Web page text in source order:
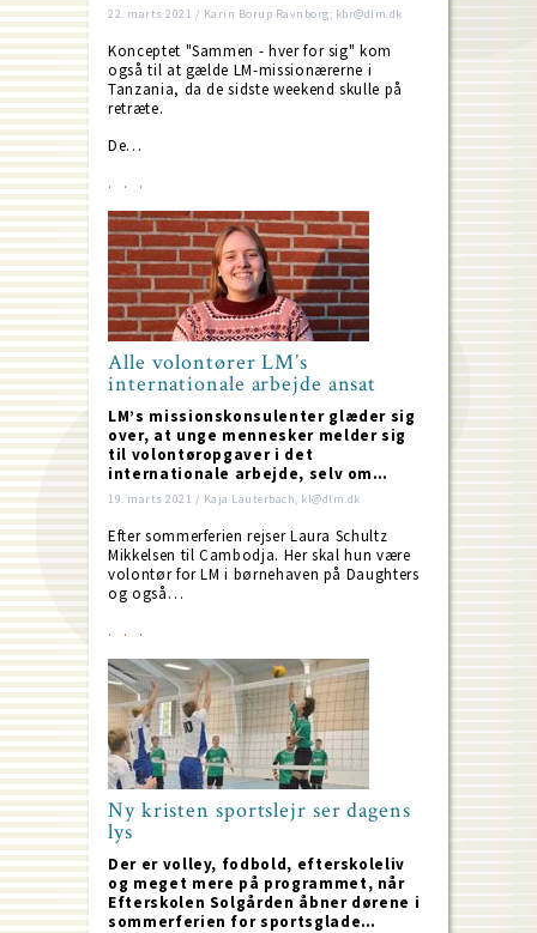
22. marts 2021 / Karin Borup Ravnborg; kbr@dlm.dk
Konceptet "Sammen - hver for sig" kom
også til at gælde LM-missionærerne i
Tanzania, da de sidste weekend skulle på
retræte.
De…
Alle volontører LM’s
internationale arbejde ansat
LM’s missionskonsulenter glæder sig
over, at unge mennesker melder sig
til volontøropgaver i det
internationale arbejde, selv om…
19. marts 2021 / Kaja Lauterbach, kl@dlm.dk
Efter sommerferien rejser Laura Schultz
Mikkelsen til Cambodja. Her skal hun være
volontør for LM i børnehaven på Daughters
og også…
Ny kristen sportslejr ser dagens
lys
Der er volley, fodbold, efterskoleliv
og meget mere på programmet, når
Efterskolen Solgården åbner dørene i
sommerferien for sportsglade…